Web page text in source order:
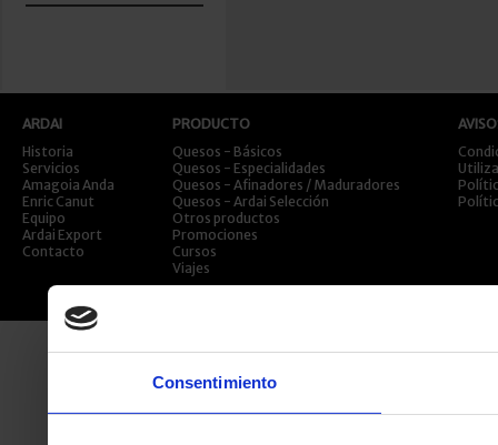
Consentimiento
ARDAI
Historia
Servicios
Amagoia Anda
Enric Canut
Equipo
Ardai Export
Contacto
PRODUCTO
Quesos - Básicos
Quesos - Especialidades
Quesos - Afinadores / Maduradores
Quesos - Ardai Selección
Otros productos
Promociones
Cursos
Viajes